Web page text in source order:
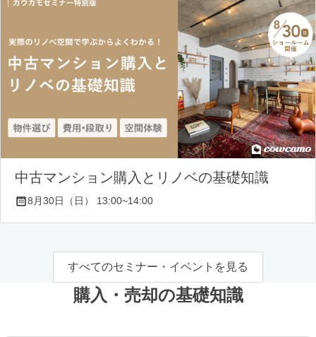
中古マンション購入とリノベの基礎知識
8月30日（日） 13:00~14:00
すべてのセミナー・イベントを見る
購入・売却の基礎知識